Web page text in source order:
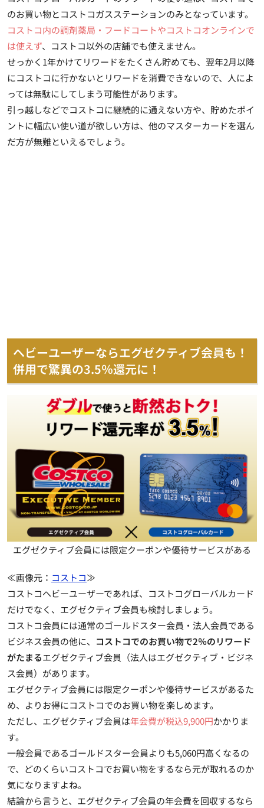
のお買い物とコストコガスステーションのみとなっています。
コストコ内の調剤薬局・フードコートやコストコオンラインで
は使えず、コストコ以外の店舗でも使えません。
せっかく1年かけてリワードをたくさん貯めても、翌年2月以降
にコストコに行かないとリワードを消費できないので、人によ
っては無駄にしてしまう可能性があります。
引っ越しなどでコストコに継続的に通えない方や、貯めたポイ
ントに幅広い使い道が欲しい方は、他のマスターカードを選ん
だ方が無難といえるでしょう。
ヘビーユーザーならエグゼクティブ会員も！
併用で驚異の3.5％還元に！
エグゼクティブ会員には限定クーポンや優待サービスがある
≪画像元： コストコ≫
コストコヘビーユーザーであれば、コストコグローバルカード
だけでなく、 エグゼクティブ会員も検討しましょう。
コストコ会員には通常のゴールドスター会員・法人会員である
ビジネス会員の他に、 コストコでのお買い物で2％のリワード
がたまるエグゼクティブ会員（法人はエグゼクティブ・ビジネ
ス会員）があります。
エグゼクティブ会員には限定クーポンや優待サービスがあるた
め、よりお得にコストコでのお買い物を楽しめます。
ただし、エグゼクティブ会員は年会費が税込9,900円かかりま
す。
一般会員であるゴールドスター会員よりも5,060円高くなるの
で、どのくらいコストコでお買い物をするなら元が取れるのか
気になりますよね。
結論から言うと、エグゼクティブ会員の年会費を回収するなら